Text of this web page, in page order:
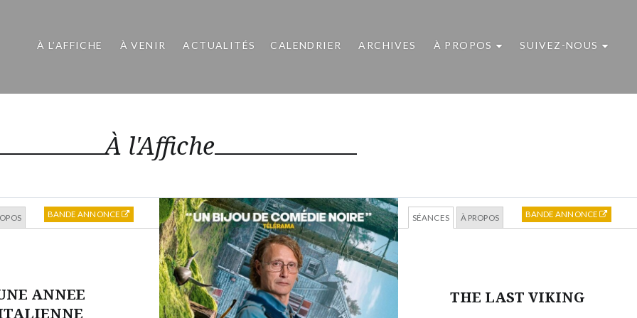
À L’AFFICHE À VENIR ACTUALITÉS CALENDRIER ARCHIVES À PROPOS SUIVEZ-NOUS
À l'Affiche
ANNEE
BANDE ANNONCE
THE LAST VIKING
SÉANCES À PROPOS BANDE ANNONCE